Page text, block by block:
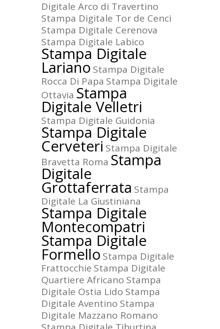
Digitale Arco di Travertino
Stampa Digitale Tor de Cenci
Stampa Digitale Cerenova
Stampa Digitale Labico
Stampa Digitale
Lariano Stampa Digitale
Rocca Di Papa Stampa Digitale
Ottavia Stampa
Digitale Velletri
Stampa Digitale Guidonia
Stampa Digitale
Cerveteri Stampa Digitale
Bravetta Roma Stampa
Digitale
Grottaferrata Stampa
Digitale La Giustiniana
Stampa Digitale
Montecompatri
Stampa Digitale
Formello Stampa Digitale
Frattocchie Stampa Digitale
Quartiere Africano Stampa
Digitale Ostia Lido Stampa
Digitale Aventino Stampa
Digitale Mazzano Romano